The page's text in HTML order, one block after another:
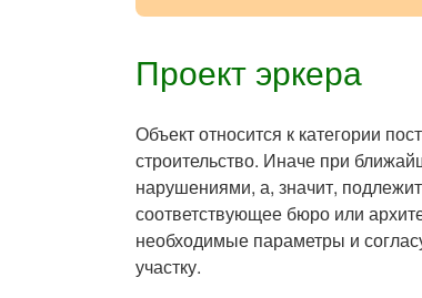
Проект эркера
Объект относится к категории
строительство. Иначе при
нарушениями, а, значит,
соответствующее бюро или
необходимые параметры и
участку.